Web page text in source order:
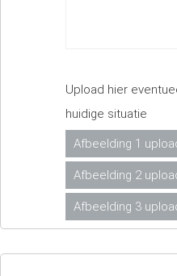
Upload hier
huidige situatie
Afbeelding 1
Afbeelding 2
Afbeelding 3